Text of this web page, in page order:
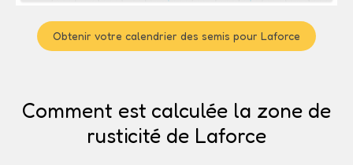
Obtenir votre calendrier des semis pour Laforce
Comment est calculée la zone de
rusticité de Laforce